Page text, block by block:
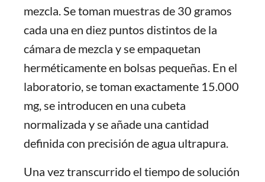
mezcla. Se toman muestras de 30 gramos
cada una en diez puntos distintos de la
cámara de mezcla y se empaquetan
herméticamente en bolsas pequeñas. En el
laboratorio, se toman exactamente 15.000
mg, se introducen en una cubeta
normalizada y se añade una cantidad
definida con precisión de agua ultrapura.
Una vez transcurrido el tiempo de solución